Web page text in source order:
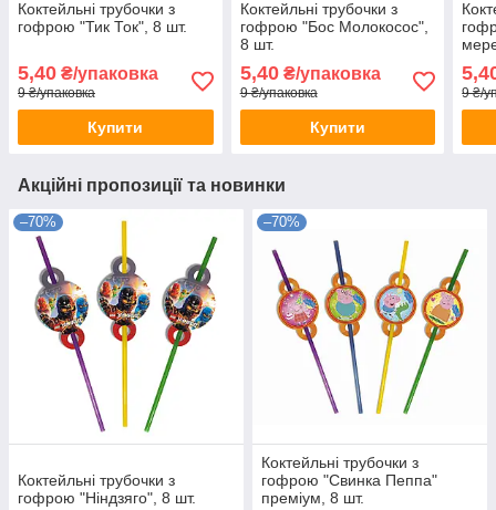
Коктейльні трубочки з
гофрою "Тик Ток", 8 шт.
5,40 ₴/упаковка
9 ₴/упаковка
Купити
Коктейльні трубочки з
гофрою "Бос Молокосос",
8 шт.
5,40₴/упаковка
9 ₴/упаковка
Купити
9 ₴/
Акційні пропозиції та новинки
–70%
Коктейльні трубочки з
гофрою "Ніндзяго", 8 шт.
–70%
Коктейльні трубочки з
гофрою "Свинка Пеппа"
преміум, 8 шт.